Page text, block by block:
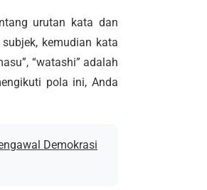
urutan kata dan
kemudian kata
“watashi” adalah
pola ini, Anda
Demokrasi